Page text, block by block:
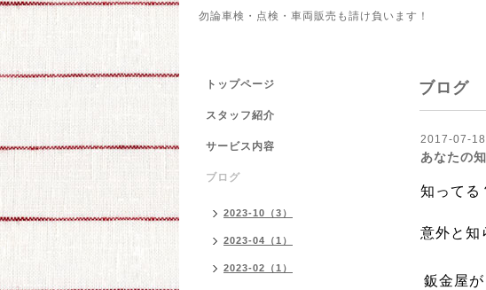
勿論車検・点検・車両販売も請け負います！
ブログ
2017-07-
あなたの
知ってる
意外と
鈑金屋が
トップページ
スタッフ紹介
サービス内容
ブログ
2023-10（3）
2023-04（1）
2023-02（1）